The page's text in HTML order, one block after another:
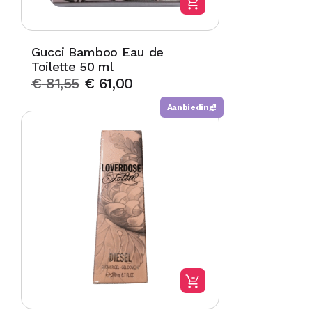
Gucci Bamboo Eau de
Toilette 50 ml
€81,55 €61,00
Aanbieding!